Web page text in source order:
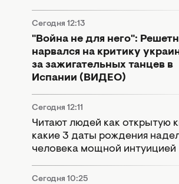
Сегодня 12:13
"Война не для него":
нарвался на критику
за зажигательных танцев в
Испании (ВИДЕО)
Сегодня 12:11
Читают людей как открытую
какие 3 даты рождения
человека мощной интуицией
Сегодня 10:25